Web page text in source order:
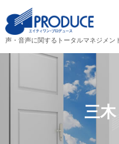
声・音声に関するトータルマネジメン
三